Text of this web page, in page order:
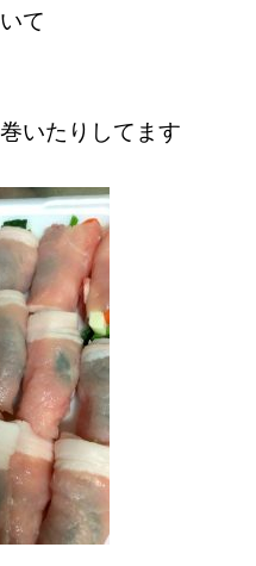
て
いたりしてます